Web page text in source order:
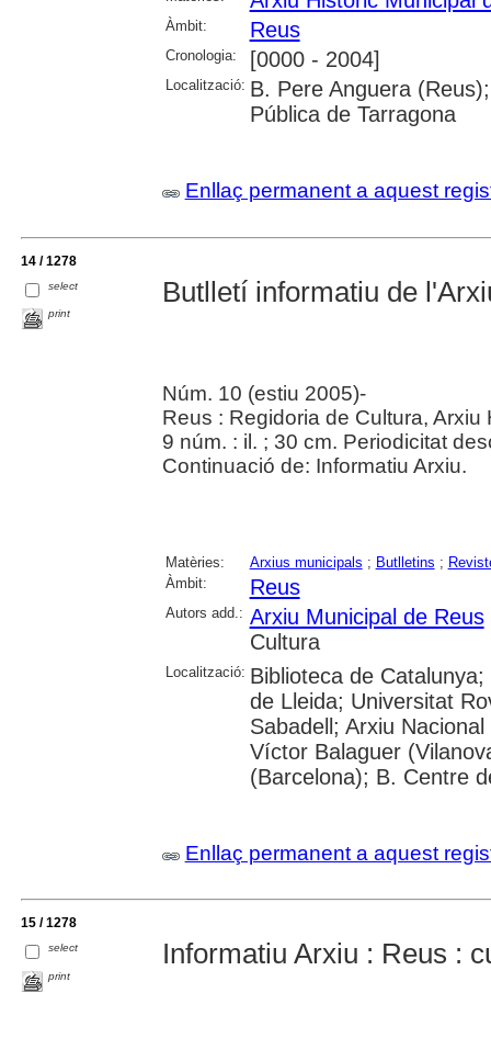
Àmbit: Reus
Cronologia: [0000 - 2004]
Localització: B. Pere Anguera
Pública de Tarragona
Enllaç permanent a aquest
14 / 1278
select
print
Butlletí informatiu de
Núm. 10 (estiu 2005)-
Reus : Regidoria de Cultura,
9 núm. : il. ; 30 cm. Periodicitat
Continuació de: Informatiu Arxiu.
Matèries: Arxius municipals ; Butlletins ;
Àmbit:
Reus
Autors add.: Arxiu Municipal de Reus
Cultura
Localització: Biblioteca de
de Lleida; Universitat
Sabadell; Arxiu
Víctor Balaguer
(Barcelona); B. Centre
Enllaç permanent a aquest
15 / 1278
select
print
Informatiu Arxiu : Reus :